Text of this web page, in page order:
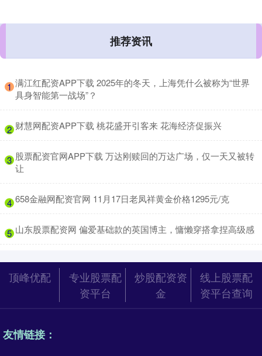
推荐资讯
1 ​满江红配资APP下载 2025年的冬天，上海凭什么被称为“世界
具身智能第一战场”？
2 ​财慧网配资APP下载 桃花盛开引客来 花海经济促振兴
3 ​股票配资官网APP下载 万达刚赎回的万达广场，仅一天又被转
让
4 ​658金融网配资官网 11月17日老凤祥黄金价格1295元/克
5 ​山东股票配资网 偏爱基础款的英国博主，慵懒穿搭拿捏高级感
顶峰优配
专业股票配
资平台
炒股配资资
金
线上股票配
资平台查询
友情链接：